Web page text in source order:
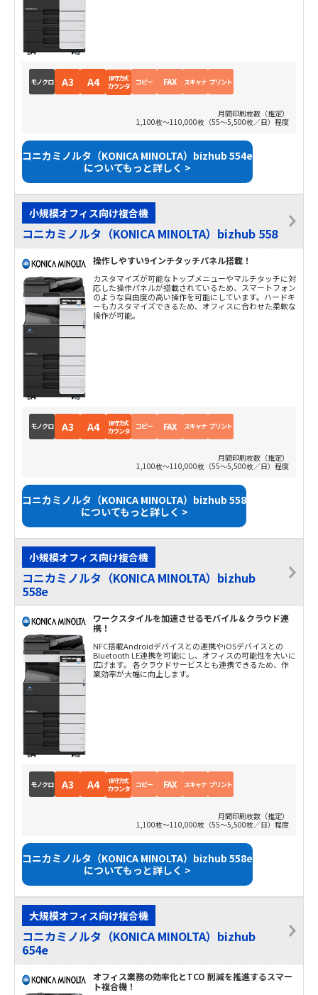
モノクロ A3 A4 保守方式
カウンタ コピー FAX スキャナ プリント
月間印刷枚数（推定）
1,100枚～110,000枚（55～5,500枚／日）程度
コニカミノルタ（KONICA MINOLTA）bizhub 554e
についてもっと詳しく >
小規模オフィス向け複合機
コニカミノルタ（KONICA MINOLTA）bizhub 558
操作しやすい9インチタッチパネル搭載！
カスタマイズが可能なトップメニューやマルチタッチに対
応した操作パネルが搭載されているため、スマートフォン
のような自由度の高い操作を可能にしています。ハードキ
ーもカスタマイズできるため、オフィスに合わせた柔軟な
操作が可能。
モノクロ A3 A4 保守方式
カウンタ コピー FAX スキャナ プリント
月間印刷枚数（推定）
1,100枚～110,000枚（55～5,500枚／日）程度
コニカミノルタ（KONICA MINOLTA）bizhub 558
についてもっと詳しく >
小規模オフィス向け複合機
コニカミノルタ（KONICA MINOLTA）bizhub
558e
ワークスタイルを加速させるモバイル＆クラウド連
携！
NFC搭載Androidデバイスとの連携やiOSデバイスとの
Bluetooth LE連携を可能にし、オフィスの可能性を大いに
広げます。 各クラウドサービスとも連携できるため、作
業効率が大幅に向上します。
モノクロ A3 A4 保守方式
カウンタ コピー FAX スキャナ プリント
月間印刷枚数（推定）
1,100枚～110,000枚（55～5,500枚／日）程度
コニカミノルタ（KONICA MINOLTA）bizhub 558e
についてもっと詳しく >
大規模オフィス向け複合機
コニカミノルタ（KONICA MINOLTA）bizhub
654e
オフィス業務の効率化とTCO 削減を推進するスマー
ト複合機！